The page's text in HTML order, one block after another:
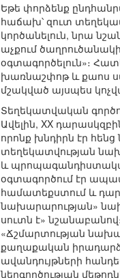
Եթե փորձենք
հաճախ՝ զուտ
կործանելուն, նրա
աչքում
օգտագործելուն»։
խառնաշփոթ և քաոս
մշակված այսպես
Տեղեկատվական
Ավելին, XX
որոնք խնդիրն էր
տեղեկատվության
և
օգտագործում էր
համատեքստում և
նախարարության»
սուտն է»
«Ճշմարտության
քաղաքական
ավանդույթների
ներգործության